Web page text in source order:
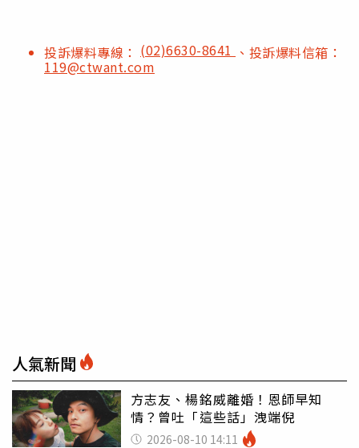
投訴爆料專線： (02)6630-8641 、投訴爆料信箱：
119@ctwant.com
人氣新聞
方志友、楊銘威離婚！恩師早知
情？曾吐「這些話」洩端倪
2026-08-10 14:11